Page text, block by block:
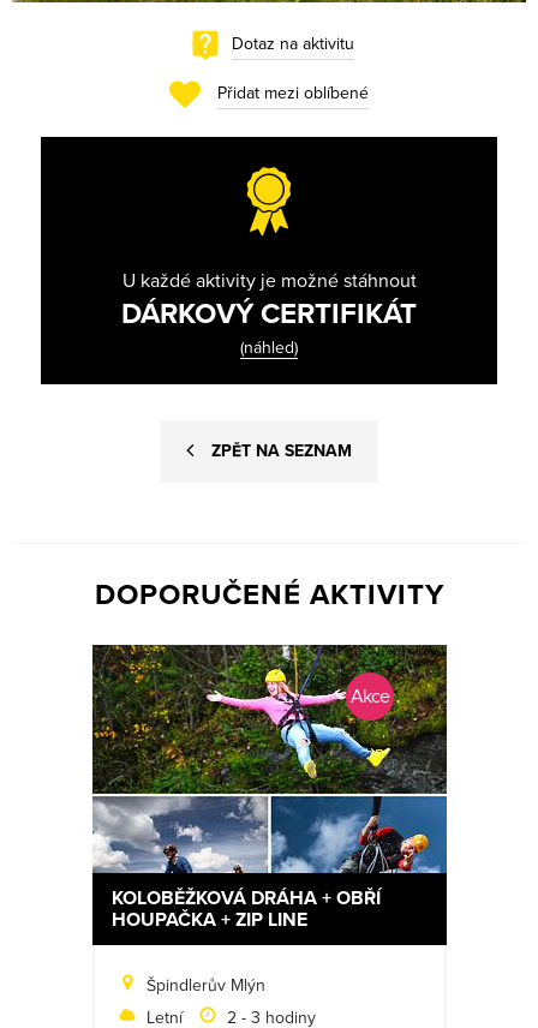
Dotaz na aktivitu
Přidat mezi oblíbené
U každé aktivity je možné stáhnout
DÁRKOVÝ CERTIFIKÁT
(náhled)
ZPĚT NA SEZNAM
DOPORUČENÉ AKTIVITY
KOLOBĚŽKOVÁ DRÁHA + OBŘÍ
HOUPAČKA + ZIP LINE
Akce
Špindlerův Mlýn
Letní
2 - 3 hodiny